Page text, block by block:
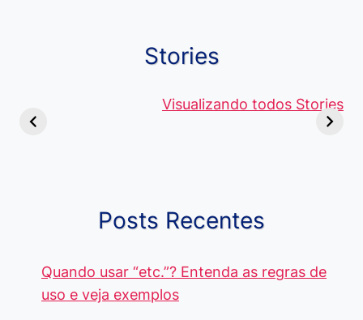
Stories
Visualizando todos Stories
Diferença e
de 5 Centavos
Curso de
Pacote
Posts Recentes
Quando usar “etc.”? Entenda as regras de
uso e veja exemplos